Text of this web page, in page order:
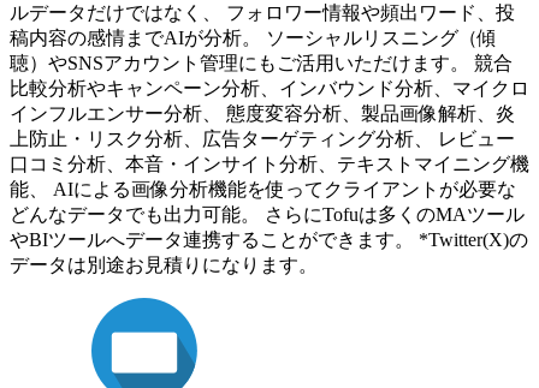
ルデータだけではなく、 フォロワー情報や頻出ワード、投
稿内容の感情までAIが分析。 ソーシャルリスニング（傾
聴）やSNSアカウント管理にもご活用いただけます。 競合
比較分析やキャンペーン分析、インバウンド分析、マイクロ
インフルエンサー分析、 態度変容分析、製品画像解析、炎
上防止・リスク分析、広告ターゲティング分析、 レビュー
口コミ分析、本音・インサイト分析、テキストマイニング機
能、 AIによる画像分析機能を使ってクライアントが必要な
どんなデータでも出力可能。 さらにTofuは多くのMAツール
やBIツールへデータ連携することができます。 *Twitter(X)の
データは別途お見積りになります。